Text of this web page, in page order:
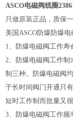
ASCO电磁阀线圈
只做原装正品，质保一
美国ASCO防爆防爆电
1、防爆电磁阀工作寿
2、防爆电磁阀工作
制三种。防爆电磁阀
于长时间阀门开通只
短时工作制而批量又
3、防爆电磁阀工作